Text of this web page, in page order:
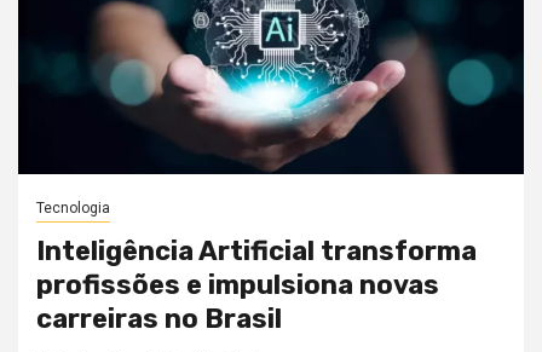
Tecnologia
Inteligência Artificial transforma
profissões e impulsiona novas
carreiras no Brasil